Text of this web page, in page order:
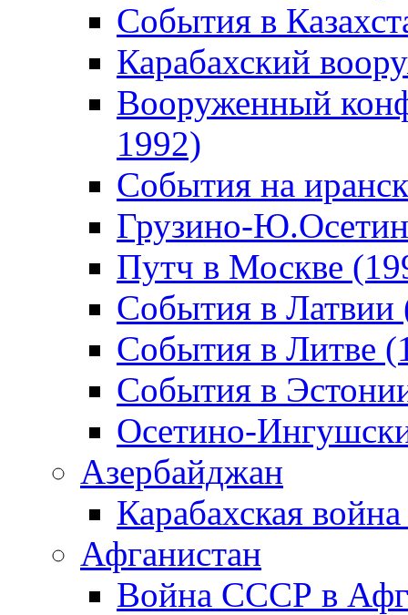
События в
Карабахский
Вооруженный
1992)
События на
Грузино-
Путч в Москве
События в Латвии
События в Литве
События в
Осетино-
Азербайджан
Карабахская
Афганистан
Война СССР в